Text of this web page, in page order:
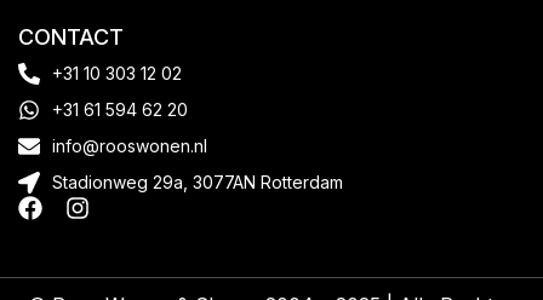
CONTACT
+31 10 303 12 02
+31 61 594 62 20
info@rooswonen.nl
Stadionweg 29a, 3077AN Rotterdam